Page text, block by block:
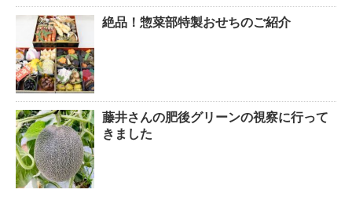
絶品！惣菜部特製おせちのご紹介
藤井さんの肥後グリーンの視察に行って
きました